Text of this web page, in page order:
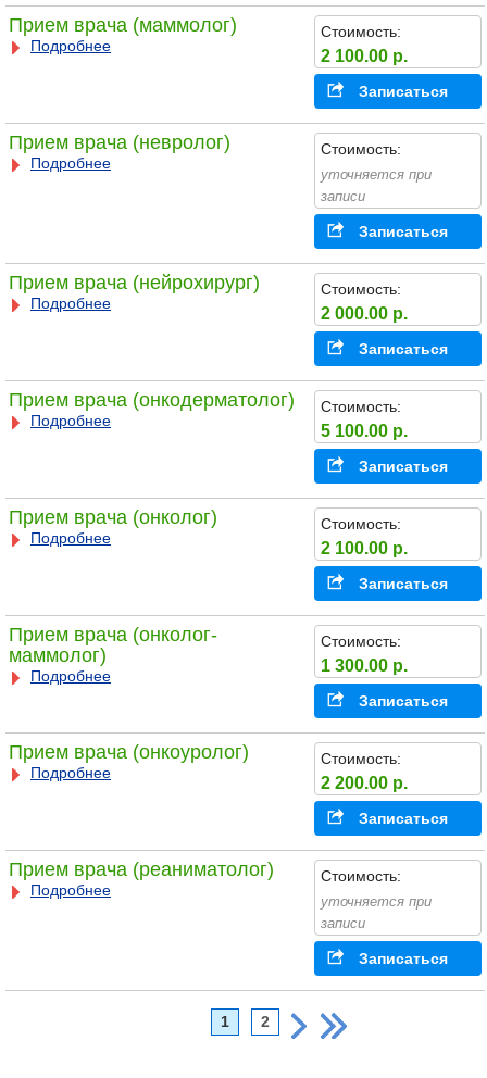
Прием врача (маммолог)
Подробнее
Стоимость:
2 100.00 р.
Записаться
Прием врача (невролог)
Подробнее
Стоимость:
уточняется при
записи
Записаться
Прием врача (нейрохирург)
Подробнее
Стоимость:
2 000.00 р.
Записаться
Прием врача (онкодерматолог)
Подробнее
Стоимость:
5 100.00 р.
Записаться
Прием врача (онколог)
Подробнее
Стоимость:
2 100.00 р.
Записаться
Прием врача (онколог-
маммолог)
Подробнее
Стоимость:
1 300.00 р.
Записаться
Прием врача (онкоуролог)
Подробнее
Стоимость:
2 200.00 р.
Записаться
Прием врача (реаниматолог)
Подробнее
Стоимость:
уточняется при
записи
Записаться
1 2